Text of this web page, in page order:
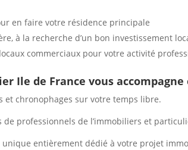
en faire votre résidence principale
à la recherche d’un bon investissement
commerciaux pour votre activité
Ile de France vous
et chronophages sur votre temps libre.
professionnels de l’immobiliers et
unique entièrement dédié à votre projet